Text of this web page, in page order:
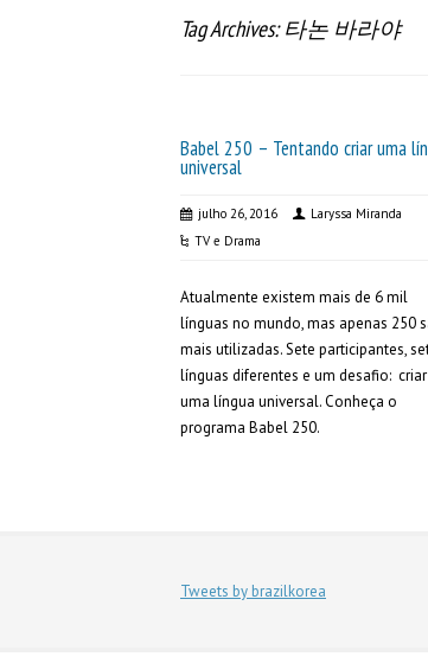
Tag Archives: 타논 바라야
Babel 250 – Tentando criar uma
universal
julho 26, 2016
Laryssa Miranda
TV e Drama
Atualmente existem mais de 6 mil
línguas no mundo, mas apenas 250
mais utilizadas. Sete participantes,
línguas diferentes e um desafio: criar
uma língua universal. Conheça o
programa Babel 250.
Tweets by brazilkorea